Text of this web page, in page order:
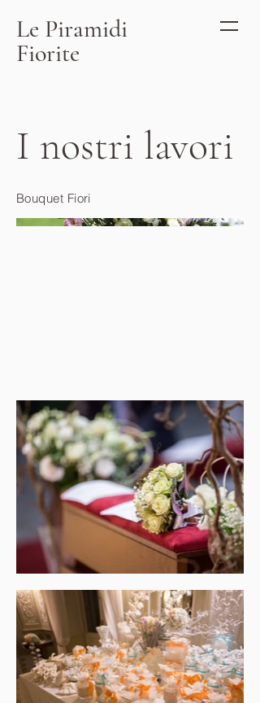
Le Piramidi
Fiorite
I nostri lavori
Bouquet Fiori